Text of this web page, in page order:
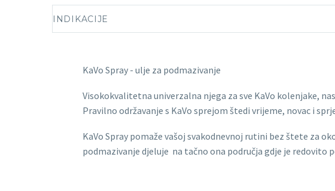
INDIKACIJE
KaVo Spray - ulje za podmazivanje
Visokokvalitetna univerzalna njega za sve KaVo kolenjake,
Pravilno održavanje s KaVo sprejom štedi vrijeme, novac i
KaVo Spray pomaže vašoj svakodnevnoj rutini bez štete za
podmazivanje djeluje na tačno ona područja gdje je